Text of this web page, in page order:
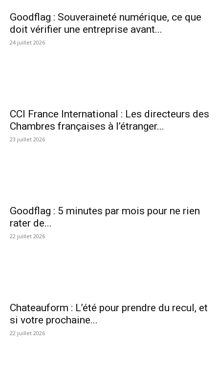
Goodflag : Souveraineté numérique, ce que
doit vérifier une entreprise avant...
24 juillet 2026
CCI France International : Les directeurs des
Chambres françaises à l’étranger...
23 juillet 2026
Goodflag : 5 minutes par mois pour ne rien
rater de...
22 juillet 2026
Chateauform : L’été pour prendre du recul, et
si votre prochaine...
22 juillet 2026